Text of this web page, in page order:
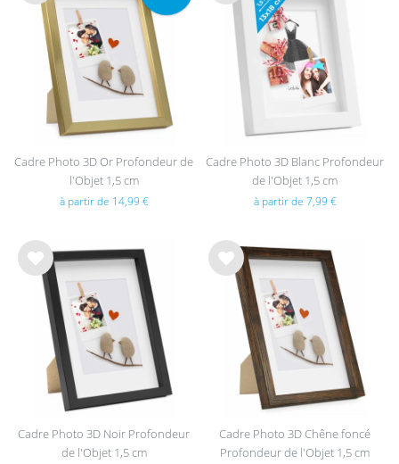
List
e de
Cadre Photo 3D Or Profondeur de
l'Objet 1,5 cm
à partir de 14,99 €
List
e de
Cadre Photo 3D Blanc Profondeur
de l'Objet 1,5 cm
à partir de 7,99 €
List
e de
Cadre Photo 3D Noir Profondeur
de l'Objet 1,5 cm
List
Cadre Photo 3D Chêne foncé
Profondeur de l'Objet 1,5 cm